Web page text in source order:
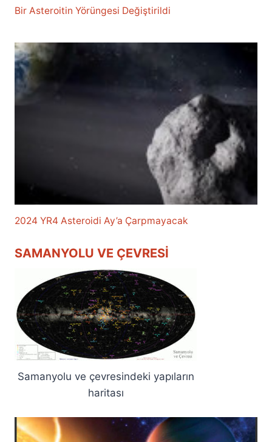
Bir Asteroitin Yörüngesi Değiştirildi
2024 YR4 Asteroidi Ay’a Çarpmayacak
SAMANYOLU VE ÇEVRESI
Samanyolu ve çevresindeki yapıların
haritası